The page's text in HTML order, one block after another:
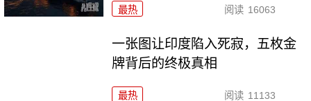
最热 阅读 16063
一张图让印度陷入死寂，五枚金
牌背后的终极真相
最热 阅读 11133